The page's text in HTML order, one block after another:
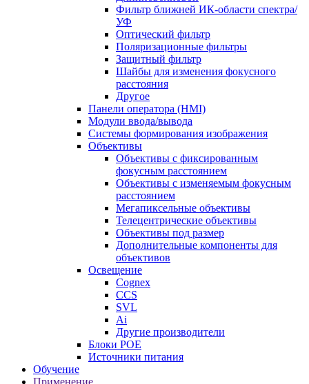
Фильтр ближней ИК-области спектра/
УФ
Оптический фильтр
Поляризационные фильтры
Защитный фильтр
Шайбы для изменения фокусного
расстояния
Другое
Панели оператора (HMI)
Модули ввода/вывода
Системы формирования изображения
Объективы
Объективы с фиксированным
фокусным расстоянием
Объективы с изменяемым фокусным
расстоянием
Мегапиксельные объективы
Телецентрические объективы
Объективы под размер
Дополнительные компоненты для
объективов
Освещение
Cognex
CCS
SVL
Ai
Другие производители
Блоки POE
Источники питания
Обучение
Применение